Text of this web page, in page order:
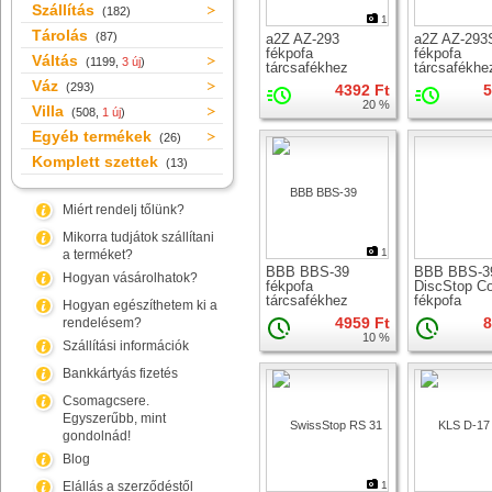
Szállítás (182)
Tárolás (87)
Váltás (1199, 3 új)
Váz (293)
Villa (508, 1 új)
Egyéb termékek (26)
Komplett szettek (13)
Miért rendelj tőlünk?
Mikorra tudjátok szállítani
a terméket?
Hogyan vásárolhatok?
Hogyan egészíthetem ki a
rendelésem?
Szállítási információk
Bankkártyás fizetés
Csomagcsere.
Egyszerűbb, mint
gondolnád!
Blog
Elállás a szerződéstől
1
a2Z AZ-293
fékpofa
tárcsafékhez
4392 Ft
20 %
a2Z AZ-
fékpofa
1
BBB BBS-39
fékpofa
tárcsafékhez
4959 Ft
10 %
BBB BBS-
DiscStop
fékpofa
(hűtőborda
1